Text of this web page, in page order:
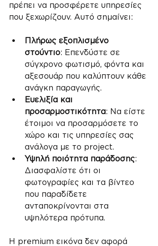
πρέπει να προσφέρετε υπηρεσίες
που ξεχωρίζουν. Αυτό σημαίνει:
Πλήρως εξοπλισμένο
στούντιο: Επενδύστε σε
σύγχρονο φωτισμό, φόντα και
αξεσουάρ που καλύπτουν κάθε
ανάγκη παραγωγής.
Ευελιξία και
προσαρμοστικότητα: Να είστε
έτοιμοι να προσαρμόσετε το
χώρο και τις υπηρεσίες σας
ανάλογα με το project.
Υψηλή ποιότητα παράδοσης:
Διασφαλίστε ότι οι
φωτογραφίες και τα βίντεο
που παραδίδετε
ανταποκρίνονται στα
υψηλότερα πρότυπα.
Η premium εικόνα δεν αφορά